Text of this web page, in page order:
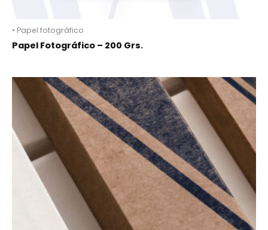
• Papel fotográfico
Papel Fotográfico – 200 Grs.